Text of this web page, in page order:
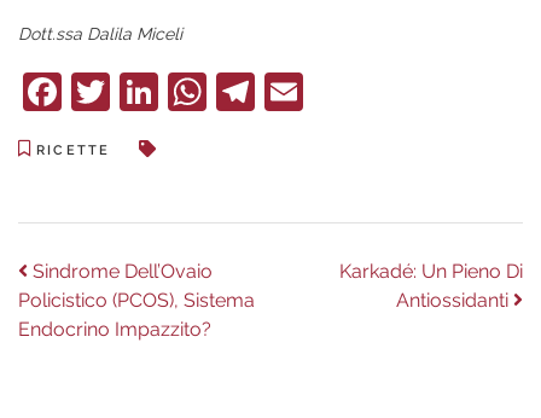
Dott.ssa Dalila Miceli
Facebook
Twitter
LinkedIn
WhatsApp
Telegram
RICETTE
Navigazione
articoli
Previous
post:
Sindrome Dell’Ovaio
Policistico (PCOS), Sistema
Endocrino Impazzito?
Next
Karkadé: Un Pieno Di
Antiossidanti